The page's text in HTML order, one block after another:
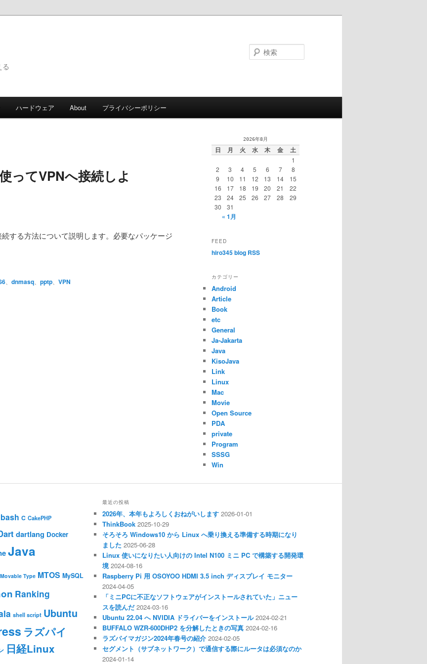
ハードウェア About プライバシーポリシー
ってVPNへ接続しよ
する方法について説明します。必要なパッケージ
dnmasq pptp VPN
2026年8月
日 月 火 水 木 金 土
1
2
3 4 5 6 7
8
9
10 11 12 13 14
15
16
17 18 19 20 21
22
23
24 25 26 27 28
29
30
31
« 1月
FEED
hiro345 blog RSS
カテゴリー
Android
Article
Book
etc
General
Ja-Jakarta
Java
KisoJava
Link
Linux
Mac
Movie
Open Source
PDA
private
Program
SSSG
Win
bash C CakePHP
dartlang Docker
Java
Movable Type MTOS MySQL
Ranking
shell script Ubuntu
ラズパイ
日経Linux
最近の投稿
2026年、本年もよろしくおねがいします 2026-01-01
ThinkBook 2025-10-29
そろそろ Windows10 から Linux へ乗り換える準備する時期になり
ました 2025-06-28
Linux 使いになりたい人向けの Intel N100 ミニ PC で構築する開発環
境 2024-08-16
Raspberry Pi 用 OSOYOO HDMI 3.5 inch ディスプレイ モニター
2024-04-05
「ミニPCに不正なソフトウェアがインストールされていた」ニュー
スを読んだ 2024-03-16
Ubuntu 22.04 へ NVIDIA ドライバーをインストール 2024-02-21
BUFFALO WZR-600DHP2 を分解したときの写真 2024-02-16
ラズパイマガジン2024年春号の紹介 2024-02-05
セグメント（サブネットワーク）で通信する際にルータは必須なのか
2024-01-14